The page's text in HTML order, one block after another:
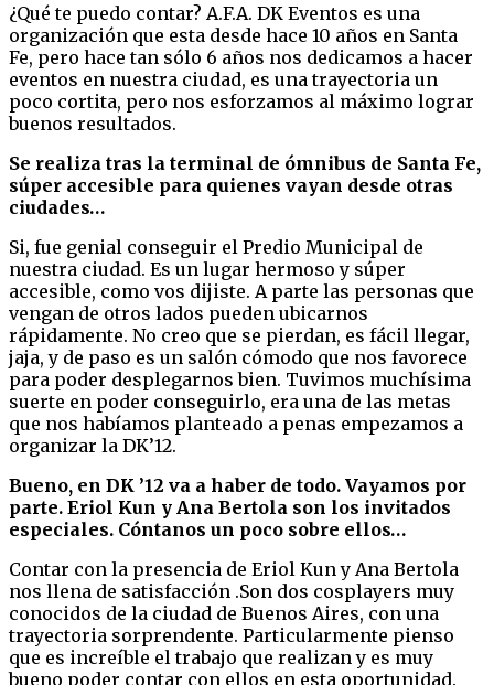
¿Qué te puedo contar? A.F.A. DK Eventos es una
organización que esta desde hace 10 años en Santa
Fe, pero hace tan sólo 6 años nos dedicamos a hacer
eventos en nuestra ciudad, es una trayectoria un
poco cortita, pero nos esforzamos al máximo lograr
buenos resultados.
Se realiza tras la terminal de ómnibus de Santa Fe,
súper accesible para quienes vayan desde otras
ciudades…
Si, fue genial conseguir el Predio Municipal de
nuestra ciudad. Es un lugar hermoso y súper
accesible, como vos dijiste. A parte las personas que
vengan de otros lados pueden ubicarnos
rápidamente. No creo que se pierdan, es fácil llegar,
jaja, y de paso es un salón cómodo que nos favorece
para poder desplegarnos bien. Tuvimos muchísima
suerte en poder conseguirlo, era una de las metas
que nos habíamos planteado a penas empezamos a
organizar la DK’12.
Bueno, en DK ’12 va a haber de todo. Vayamos por
parte. Eriol Kun y Ana Bertola son los invitados
especiales. Cóntanos un poco sobre ellos…
Contar con la presencia de Eriol Kun y Ana Bertola
nos llena de satisfacción .Son dos cosplayers muy
conocidos de la ciudad de Buenos Aires, con una
trayectoria sorprendente. Particularmente pienso
que es increíble el trabajo que realizan y es muy
bueno poder contar con ellos en esta oportunidad.